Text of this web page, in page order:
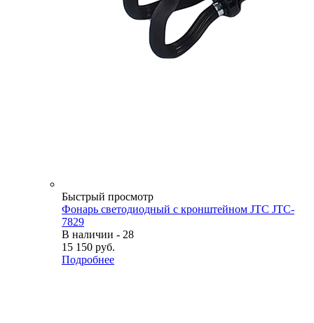
Быстрый просмотр
Фонарь светодиодный с кронштейном JTC JTC-
7829
В наличии - 28
15 150 руб.
Подробнее